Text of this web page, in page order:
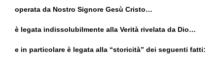
operata da Nostro Signore Gesù Cristo…
è legata indissolubilmente alla Verità rivelata da Dio…
e in particolare è legata alla “storicità” dei seguenti fatti: